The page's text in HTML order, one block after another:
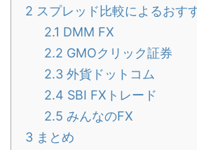
2 スプレッド比較によるおす
2.1 DMM FX
2.2 GMOクリック証券
2.3 外貨ドットコム
2.4 SBI FXトレード
2.5 みんなのFX
3 まとめ